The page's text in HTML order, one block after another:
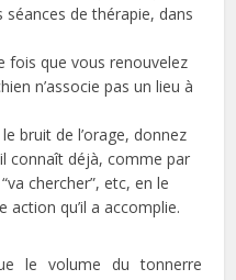
de thérapie, dans
fois que vous renouvelez
n’associe pas un lieu à
bruit de l’orage, donnez
connaît déjà, comme par
chercher”, etc, en le
qu’il a accomplie.
le volume du tonnerre